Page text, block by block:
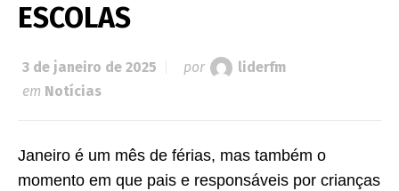
ESCOLAS
3 de janeiro de 2025 por
liderfm
em Notícias
Janeiro é um mês de férias, mas também o
momento em que pais e responsáveis por crianças